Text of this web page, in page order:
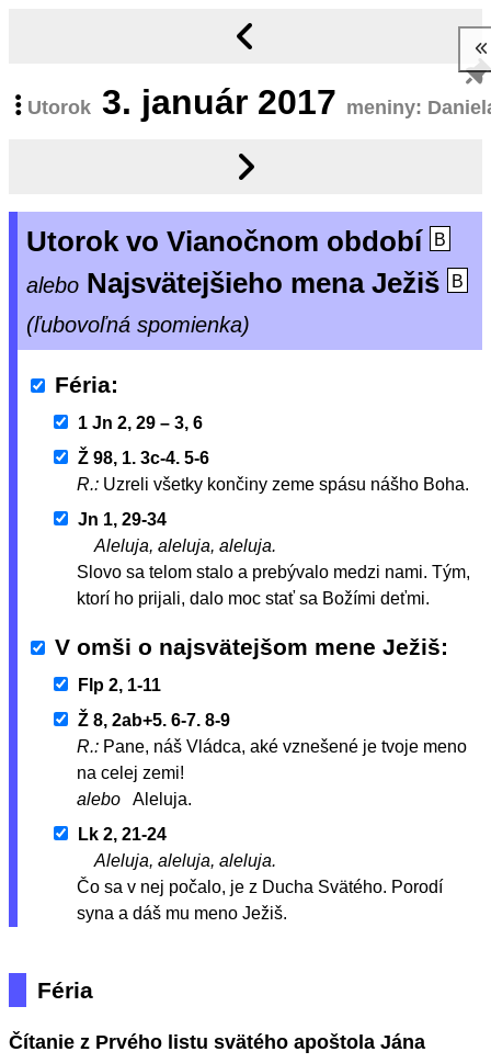
Utorok 3. január 2017 meniny:
Utorok vo Vianočnom období B
alebo Najsvätejšieho mena Ježiš B
(ľubovoľná spomienka)
Féria
1 Jn 2, 29 – 3, 6
Ž 98, 1. 3c-4. 5-6
R.: Uzreli všetky končiny zeme spásu nášho Boha.
Jn 1, 29-34
Aleluja, aleluja, aleluja.
Slovo sa telom stalo a prebývalo medzi nami. Tým,
ktorí ho prijali, dalo moc stať sa Božími deťmi.
V omši o najsvätejšom mene Ježiš
Flp 2, 1-11
Ž 8, 2ab+5. 6-7. 8-9
R.: Pane, náš Vládca, aké vznešené je tvoje meno
na celej zemi!
alebo
Aleluja.
Lk 2, 21-24
Aleluja, aleluja, aleluja.
Čo sa v nej počalo, je z Ducha Svätého. Porodí
syna a dáš mu meno Ježiš.
Féria
Čítanie z Prvého listu svätého apoštola Jána